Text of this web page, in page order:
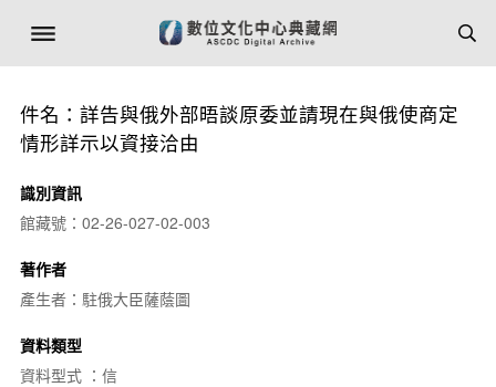
件名：詳告與俄外部晤談原委並請現在與俄使商定
情形詳示以資接洽由
識別資訊
館藏號：02-26-027-02-003
著作者
產生者：駐俄大臣薩蔭圖
資料類型
資料型式 ：信